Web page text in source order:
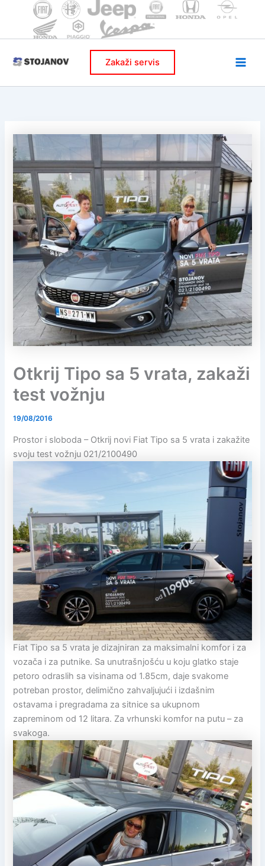
Zakaži servis
Otkrij Tipo sa 5 vrata, zakaži
test vožnju
19/08/2016
Prostor i sloboda – Otkrij novi Fiat Tipo sa 5 vrata i zakažite
svoju test vožnju 021/2100490
Fiat Tipo sa 5 vrata je dizajniran za maksimalni komfor i za
vozača i za putnike. Sa unutrašnjošću u koju glatko staje
petoro odraslih sa visinama od 1.85cm, daje svakome
potreban prostor, delimično zahvaljujući i izdašnim
ostavama i pregradama za sitnice sa ukupnom
zapreminom od 12 litara. Za vrhunski komfor na putu – za
svakoga.